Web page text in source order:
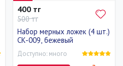
400 тг
500 тг
Набор мерных ложек (4 шт.)
CK-009, бежевый
Доступно: много